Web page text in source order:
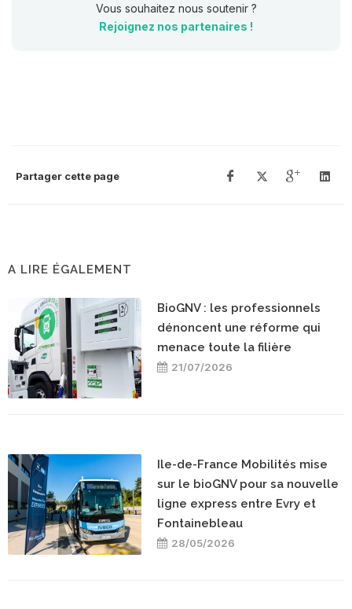
Vous souhaitez nous soutenir ?
Rejoignez nos partenaires !
Partager cette page
A LIRE ÉGALEMENT
BioGNV : les professionnels
dénoncent une réforme qui
menace toute la filière
21/07/2026
Ile-de-France Mobilités mise
sur le bioGNV pour sa nouvelle
ligne express entre Evry et
Fontainebleau
28/05/2026